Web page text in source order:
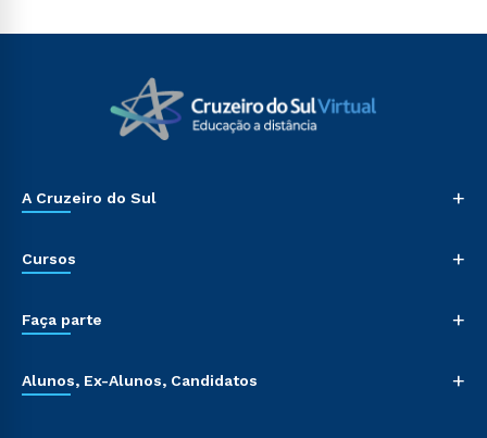
A Cruzeiro do Sul +
Cursos +
Faça parte +
Alunos, Ex-Alunos, Candidatos +